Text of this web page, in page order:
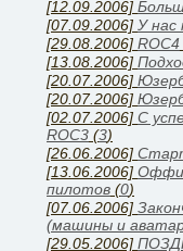
[12.09.2006]
[07.09.2006] У нас
[29.08.2006] ROC4
[13.08.2006]
[20.07.2006]
[20.07.2006]
[02.07.2006] С
ROC3 (3)
[26.06.2006]
[13.06.2006]
пилотов (0)
[07.06.2006]
(машины и
[29.05.2006]